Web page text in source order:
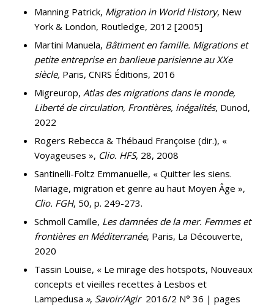
Manning Patrick, Migration in World History, New
York & London, Routledge, 2012 [2005]
Martini Manuela, Bâtiment en famille. Migrations et
petite entreprise en banlieue parisienne au XXe
siècle, Paris, CNRS Éditions, 2016
Migreurop, Atlas des migrations dans le monde,
Liberté de circulation, Frontières, inégalités, Dunod,
2022
Rogers Rebecca & Thébaud Françoise (dir.), «
Voyageuses », Clio. HFS, 28, 2008
Santinelli-Foltz Emmanuelle, « Quitter les siens.
Mariage, migration et genre au haut Moyen Âge »,
Clio. FGH, 50, p. 249-273.
Schmoll Camille, Les damnées de la mer. Femmes et
frontières en Méditerranée, Paris, La Découverte,
2020
Tassin Louise, « Le mirage des hotspots, Nouveaux
concepts et vieilles recettes à Lesbos et
Lampedusa », Savoir/Agir2016/2 N° 36 | pages